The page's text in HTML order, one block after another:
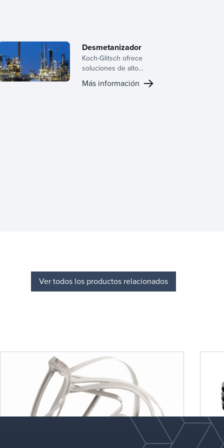
Desmetanizador
Koch-Glitsch ofrece
soluciones de alto
rendimiento para
aplicaciones de
Más información
Ver todos los productos relacionados